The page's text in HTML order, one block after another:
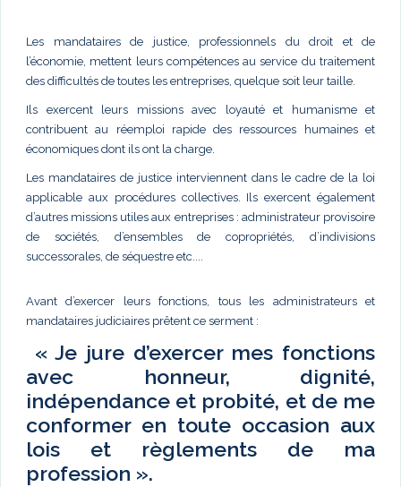
Les mandataires de justice, professionnels du droit et de
l’économie, mettent leurs compétences au service du traitement
des difficultés de toutes les entreprises, quelque soit leur taille.
Ils exercent leurs missions avec loyauté et humanisme et
contribuent au réemploi rapide des ressources humaines et
économiques dont ils ont la charge.
Les mandataires de justice interviennent dans le cadre de la loi
applicable aux procédures collectives. Ils exercent également
d’autres missions utiles aux entreprises : administrateur provisoire
de sociétés, d’ensembles de copropriétés, d’indivisions
successorales, de séquestre etc....
Avant d’exercer leurs fonctions, tous les administrateurs et
mandataires judiciaires prêtent ce serment :
« Je jure d’exercer mes fonctions
avec honneur, dignité,
indépendance et probité, et de me
conformer en toute occasion aux
lois et règlements de ma
profession ».